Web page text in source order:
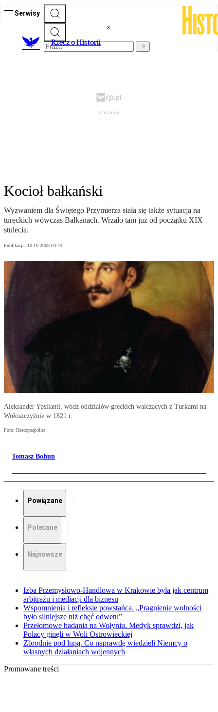
Serwisy
Rzecz o Historii
Kocioł bałkański
Wyzwaniem dla Świętego Przymierza stała się także sytuacja na
tureckich wówczas Bałkanach. Wrzało tam już od początku XIX
stulecia.
Publikacja: 10.10.2008 04:43
Aleksander Ypsilanti, wódz oddziałów greckich walczących z Turkami na
Wołoszczyźnie w 1821 r.
Foto: Rzeczpospolita
Tomasz Bohun
Powiązane
Polecane
Najnowsze
Izba Przemysłowo-Handlowa w Krakowie była jak centrum
arbitrażu i mediacji dla biznesu
Wspomnienia i refleksje powstańca. „Pragnienie wolności
było silniejsze niż chęć odwetu”
Przełomowe badania na Wołyniu. Medyk sprawdzi, jak
Polacy ginęli w Woli Ostrowieckiej
Zbrodnie pod lupą. Co naprawdę wiedzieli Niemcy o
własnych działaniach wojennych
Promowane treści